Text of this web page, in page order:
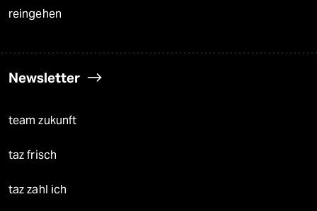
reingehen
Newsletter
team zukunft
taz frisch
taz zahl ich